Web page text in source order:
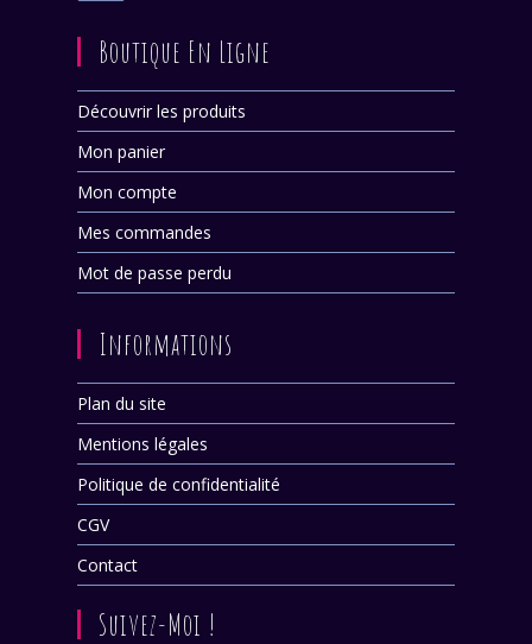
Boutique En Ligne
Découvrir les produits
Mon panier
Mon compte
Mes commandes
Mot de passe perdu
Informations
Plan du site
Mentions légales
Politique de confidentialité
CGV
Contact
Suivez-Moi !